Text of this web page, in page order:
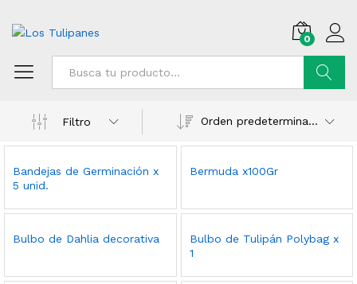
0
Filtro
Orden predeterminado
Bandejas de Germinación x
5 unid.
Bermuda x100Gr
Bulbo de Dahlia decorativa
Bulbo de Tulipán Polybag x
1